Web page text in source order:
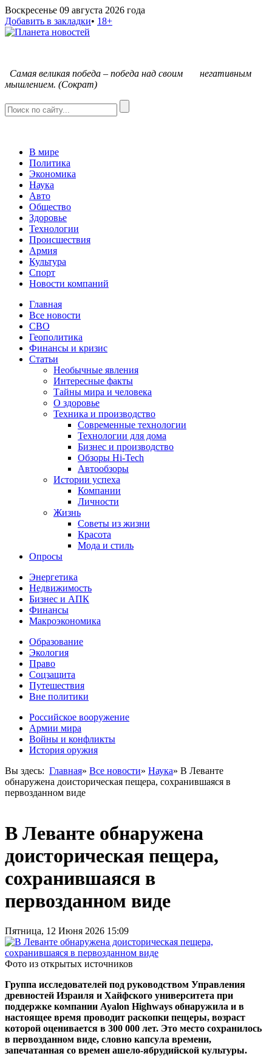
Воскресенье 09 августа 2026 года
Добавить в закладки• 18+
Самая великая победа – победа над своим негативным
мышлением. (Сократ)
В мире
Политика
Экономика
Наука
Авто
Общество
Здоровье
Технологии
Происшествия
Армия
Культура
Спорт
Новости компаний
Главная
Все новости
СВО
Геополитика
Финансы и кризис
Статьи
Необычные явления
Интересные факты
Тайны мира и человека
О здоровье
Техника и производство
Современные технологии
Технологии для дома
Бизнес и производство
Обзоры Hi-Tech
Автообзоры
Истории успеха
Компании
Личности
Жизнь
Советы из жизни
Красота
Мода и стиль
Опросы
Энергетика
Недвижимость
Бизнес и АПК
Финансы
Макроэкономика
Образование
Экология
Право
Соцзащита
Путешествия
Вне политики
Российское вооружение
Армии мира
Войны и конфликты
История оружия
Вы здесь: Главная» Все новости» Наука» В Леванте
обнаружена доисторическая пещера, сохранившаяся в
первозданном виде
В Леванте обнаружена
доисторическая пещера,
сохранившаяся в
первозданном виде
Пятница, 12 Июня 2026 15:09
Фото из открытых источников
Группа исследователей под руководством Управления
древностей Израиля и Хайфского университета при
поддержке компании Ayalon Highways обнаружила и в
настоящее время проводит раскопки пещеры, возраст
которой оценивается в 300 000 лет. Это место сохранилось
в первозданном виде, словно капсула времени,
запечатанная со времен ашело-ябрудийской культуры.